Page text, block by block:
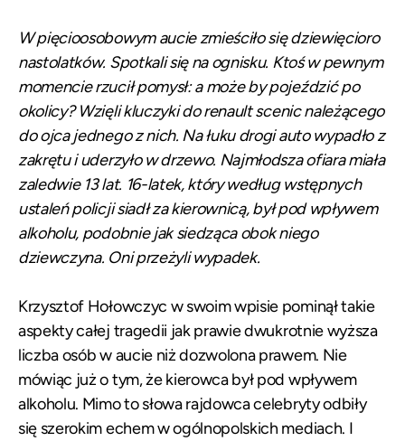
W pięcioosobowym aucie zmieściło się dziewięcioro
nastolatków. Spotkali się na ognisku. Ktoś w pewnym
momencie rzucił pomysł: a może by pojeździć po
okolicy? Wzięli kluczyki do renault scenic należącego
do ojca jednego z nich. Na łuku drogi auto wypadło z
zakrętu i uderzyło w drzewo. Najmłodsza ofiara miała
zaledwie 13 lat. 16-latek, który według wstępnych
ustaleń policji siadł za kierownicą, był pod wpływem
alkoholu, podobnie jak siedząca obok niego
dziewczyna. Oni przeżyli wypadek.
Krzysztof Hołowczyc w swoim wpisie pominął takie
aspekty całej tragedii jak prawie dwukrotnie wyższa
liczba osób w aucie niż dozwolona prawem. Nie
mówiąc już o tym, że kierowca był pod wpływem
alkoholu. Mimo to słowa rajdowca celebryty odbiły
się szerokim echem w ogólnopolskich mediach. I